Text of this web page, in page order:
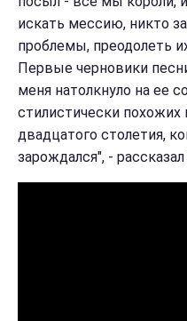
искать мессию, никто
проблемы, преодолеть
Первые черновики
меня натолкнуло на ее
стилистически
двадцатого столетия,
зарождался", -